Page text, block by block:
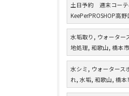
土日予約 週末コー
KeePerPROSHOP高
水垢取り, ウォーター
地処理, 和歌山, 橋本市
水シミ, ウォータース
れ, 水垢, 和歌山, 橋本